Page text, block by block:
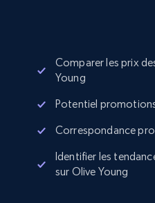
Comparer les prix
Young
Potentiel
Correspondance
Identifier les
sur Olive Young